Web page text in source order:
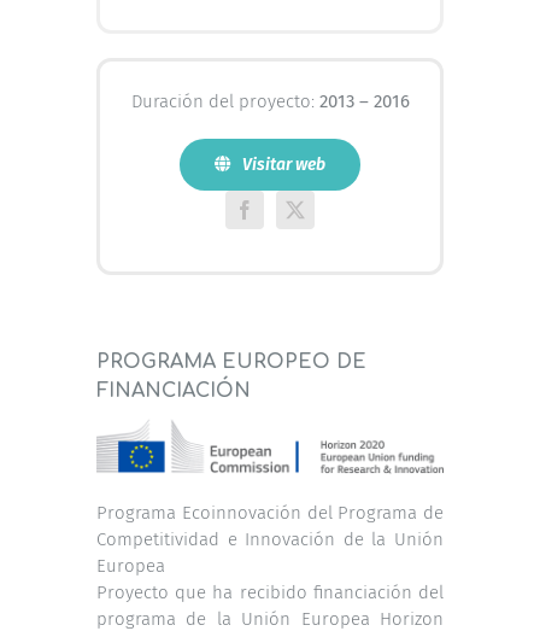
Duración del proyecto: 2013 – 2016
Visitar web
PROGRAMA EUROPEO DE
FINANCIACIÓN
Programa Ecoinnovación del Programa de
Competitividad e Innovación de la Unión
Europea
Proyecto que ha recibido financiación del
programa de la Unión Europea Horizon